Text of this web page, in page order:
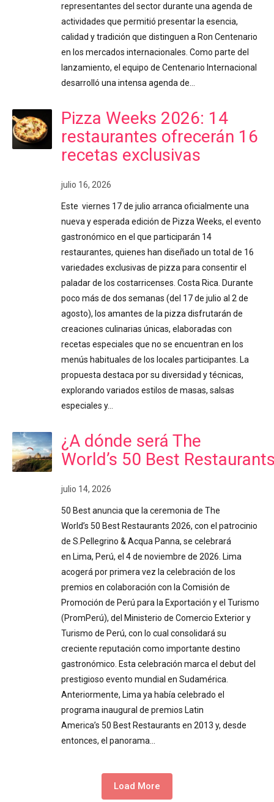
representantes del sector durante una agenda de
actividades que permitió presentar la esencia,
calidad y tradición que distinguen a Ron Centenario
en los mercados internacionales. Como parte del
lanzamiento, el equipo de Centenario Internacional
desarrolló una intensa agenda de…
Pizza Weeks 2026: 14
restaurantes ofrecerán 16
recetas exclusivas
julio 16, 2026
Este viernes 17 de julio arranca oficialmente una
nueva y esperada edición de Pizza Weeks, el evento
gastronómico en el que participarán 14
restaurantes, quienes han diseñado un total de 16
variedades exclusivas de pizza para consentir el
paladar de los costarricenses. Costa Rica. Durante
poco más de dos semanas (del 17 de julio al 2 de
agosto), los amantes de la pizza disfrutarán de
creaciones culinarias únicas, elaboradas con
recetas especiales que no se encuentran en los
menús habituales de los locales participantes. La
propuesta destaca por su diversidad y técnicas,
explorando variados estilos de masas, salsas
especiales y…
¿A dónde será The
World’s 50 Best
julio 14, 2026
50 Best anuncia que la ceremonia de The
World’s 50 Best Restaurants 2026, con el patrocinio
de S.Pellegrino & Acqua Panna, se celebrará
en Lima, Perú, el 4 de noviembre de 2026. Lima
acogerá por primera vez la celebración de los
premios en colaboración con la Comisión de
Promoción de Perú para la Exportación y el Turismo
(PromPerú), del Ministerio de Comercio Exterior y
Turismo de Perú, con lo cual consolidará su
creciente reputación como importante destino
gastronómico. Esta celebración marca el debut del
prestigioso evento mundial en Sudamérica.
Anteriormente, Lima ya había celebrado el
programa inaugural de premios Latin
America’s 50 Best Restaurants en 2013 y, desde
entonces, el panorama…
Load More